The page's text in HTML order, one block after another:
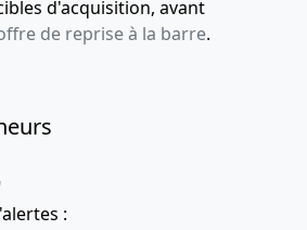
d'acquisition, avant
de reprise à la barre.
: